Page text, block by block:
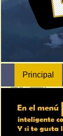
Principal